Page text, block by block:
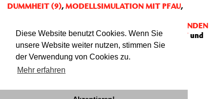
Diese Website benutzt Cookies. Wenn Sie
unsere Website weiter nutzen, stimmen Sie
der Verwendung von Cookies zu.
Mehr erfahren
DUMMHEIT (9), MODELLSIMULATION MIT PFAU,
LASST UNS VAGABUNDEN
SEIN ...,RAMPE REIST: SPAM,SINGLES CLUB: REST und
KONGO MÜLLER